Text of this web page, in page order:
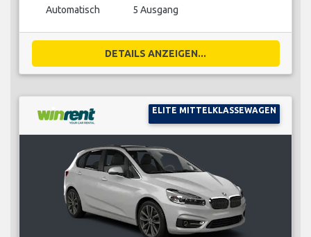
Automatisch 5 Ausgang
DETAILS ANZEIGEN...
ELITE MITTELKLASSEWAGEN